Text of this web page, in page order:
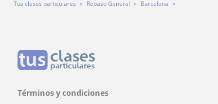
Tus clases particulares Repaso General
Barcelona
Términos y condiciones